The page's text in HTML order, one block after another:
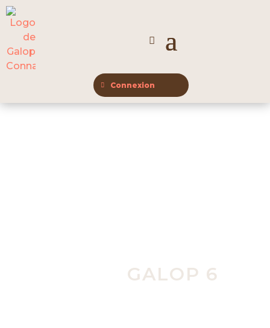
Connexion
GALOP 6